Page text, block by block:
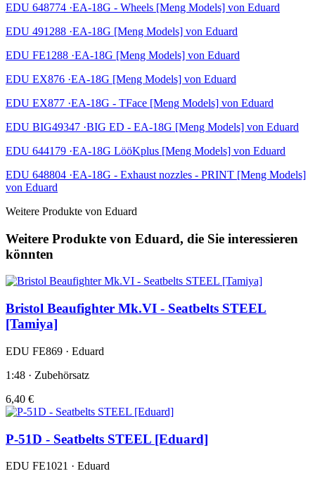
EDU 648774 ·EA-18G - Wheels [Meng Models] von Eduard
EDU 491288 ·EA-18G [Meng Models] von Eduard
EDU FE1288 ·EA-18G [Meng Models] von Eduard
EDU EX876 ·EA-18G [Meng Models] von Eduard
EDU EX877 ·EA-18G - TFace [Meng Models] von Eduard
EDU BIG49347 ·BIG ED - EA-18G [Meng Models] von Eduard
EDU 644179 ·EA-18G LööKplus [Meng Models] von Eduard
EDU 648804 ·EA-18G - Exhaust nozzles - PRINT [Meng Models]
von Eduard
Weitere Produkte von Eduard
Weitere Produkte von Eduard, die Sie interessieren
könnten
Bristol Beaufighter Mk.VI - Seatbelts STEEL
[Tamiya]
EDU FE869 · Eduard
1:48 · Zubehörsatz
6,40 €
P-51D - Seatbelts STEEL [Eduard]
EDU FE1021 · Eduard